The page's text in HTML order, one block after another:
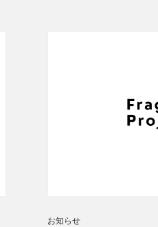
お知らせ